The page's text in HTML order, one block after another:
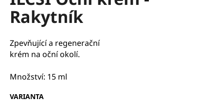
5,0
hvězdiček.
Rakytník
Zpevňující a regenerační
krém na oční okolí.
Množství: 15 ml
VARIANTA
a
j
í
t